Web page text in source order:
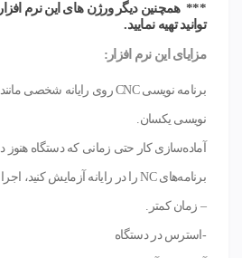
*** همچنین دیگر ورژن های این نرم
توانید تهیه نمایید.
مزایای این نرم افزار:
نویسی یکسان.
آماده‌سازی کار حتی زمانی که دستگاه
برنامه‌های NC را در رایانه آزمایش کنید، اجرا کنید و شبیه‌سازی کنید.
– زمان کمتر.
-استرس در دستگاه